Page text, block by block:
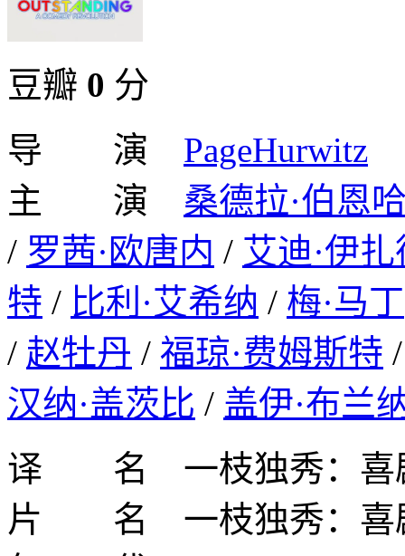
豆瓣 0 分
导 演 PageHurwitz
主 演 桑德拉·伯恩
/ 罗茜·欧唐内 / 艾迪·伊扎
特 / 比利·艾希纳 / 梅·马丁
/ 赵牡丹 / 福琼·费姆斯特
汉纳·盖茨比 / 盖伊·布兰
译 名 一枝独秀：喜
片 名 一枝独秀：喜